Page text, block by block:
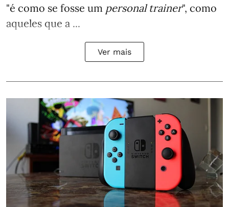
"é como se fosse um personal trainer", como
aqueles que a ...
Ver mais